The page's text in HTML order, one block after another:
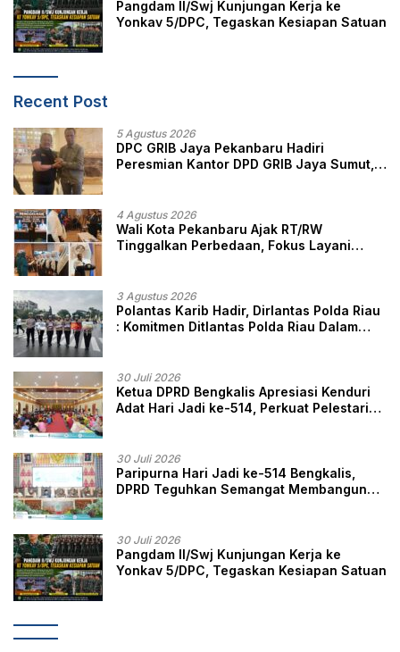
Pangdam II/Swj Kunjungan Kerja ke
Yonkav 5/DPC, Tegaskan Kesiapan Satuan
Recent Post
5 Agustus 2026
DPC GRIB Jaya Pekanbaru Hadiri
Peresmian Kantor DPD GRIB Jaya Sumut,
4 Agustus 2026
Wali Kota Pekanbaru Ajak RT/RW
Tinggalkan Perbedaan, Fokus Layani
3 Agustus 2026
Polantas Karib Hadir, Dirlantas Polda Riau
: Komitmen Ditlantas Polda Riau Dalam
30 Juli 2026
Ketua DPRD Bengkalis Apresiasi Kenduri
Adat Hari Jadi ke-514, Perkuat Pelestarian
30 Juli 2026
Paripurna Hari Jadi ke-514 Bengkalis,
DPRD Teguhkan Semangat Membangun
30 Juli 2026
Pangdam II/Swj Kunjungan Kerja ke
Yonkav 5/DPC, Tegaskan Kesiapan Satuan